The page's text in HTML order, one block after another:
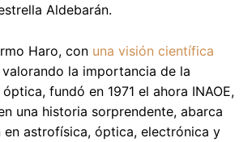
Aldebarán.
Haro, con una visión científica
la importancia de la
fundó en 1971 el ahora INAOE,
una historia sorprendente, abarca
en astrofísica, óptica, electrónica y